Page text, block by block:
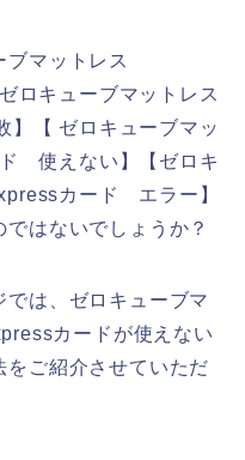
マットレス
ロキューブマットレス
【 ゼロキューブマッ
使えない】【ゼロキ
カード エラー】
はないでしょうか？
は、ゼロキューブマ
カードが使えない
ご紹介させていただ